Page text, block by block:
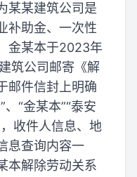
某某建筑公司是
补助金、一次性
金某本于2023年
筑公司邮寄《解
邮件信封上明确
“金某本”“泰安
收件人信息、地
息查询内容一
本解除劳动关系